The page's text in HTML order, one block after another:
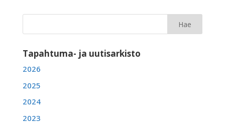
Tapahtuma- ja uutisarkisto
2026
2025
2024
2023